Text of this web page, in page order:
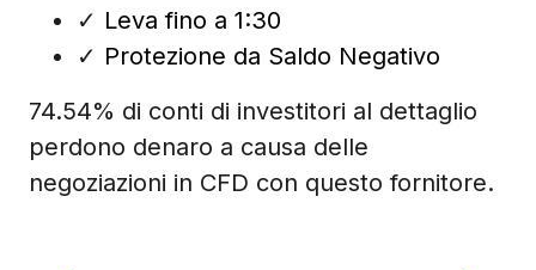
✓ Leva fino a 1:30
✓ Protezione da Saldo Negativo
74.54% di conti di investitori al dettaglio
perdono denaro a causa delle
negoziazioni in CFD con questo fornitore.